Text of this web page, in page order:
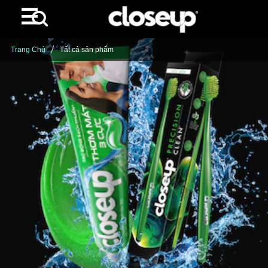
Skip to content
Trang Chủ Tất cả sản phẩm